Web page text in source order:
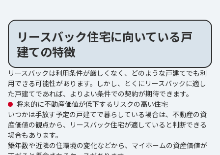
リースバック住宅に向いている戸
建ての特徴
リースバックは利用条件が厳しくなく、どのような戸建てでも利
用できる可能性があります。しかし、とくにリースバックに適し
た戸建てであれば、よりよい条件での契約が期待できます。
将来的に不動産価値が低下するリスクの高い住宅
いつかは手放す予定の戸建てで暮らしている場合は、不動産の資
産価値の観点から、リースバック住宅が適していると判断できる
場合もあります。
築年数や近隣の住環境の変化などから、マイホームの資産価値が